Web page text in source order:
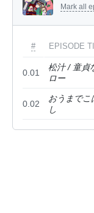
Mark all
# EPISODE
0.01
松汁 / 童貞
ロー
0.02
おうまでこ
し